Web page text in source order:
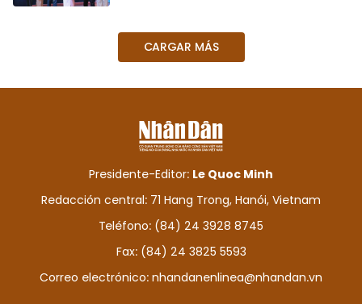
SOCIEDAD
SALUD - MEDIO AMBIENTE
CULTURA - ENTRETENIMIENTO
INTERNACIONAL
DEPORTES
VIAJES
PUENTE DE AMISTAD
CARGAR MÁS
Presidente-Editor: Le Quoc Minh
Redacción central: 71 Hang Trong, Hanói, Vietnam
Teléfono: (84) 24 3928 8745
Fax: (84) 24 3825 5593
Correo electrónico: nhandanenlinea@nhandan.vn